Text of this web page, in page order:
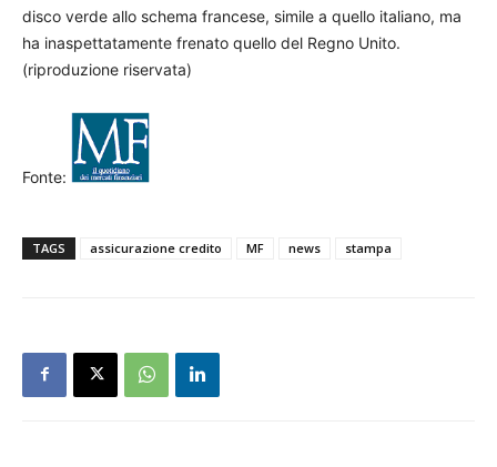
disco verde allo schema francese, simile a quello italiano, ma
ha inaspettatamente frenato quello del Regno Unito.
(riproduzione riservata)
Fonte:
TAGS assicurazione credito MF news stampa